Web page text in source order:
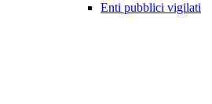
Enti pubblici vigilati